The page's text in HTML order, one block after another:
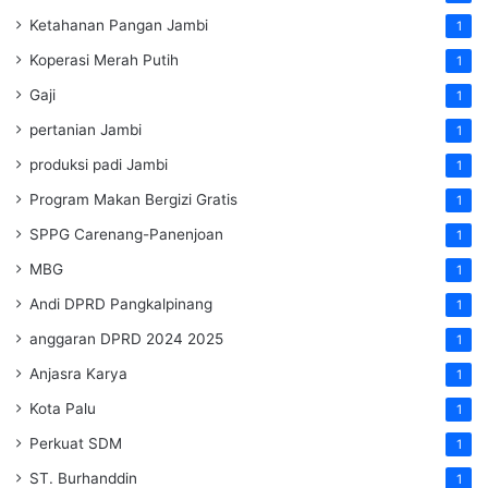
Ketahanan Pangan Jambi 1
Koperasi Merah Putih 1
Gaji 1
pertanian Jambi 1
produksi padi Jambi 1
Program Makan Bergizi Gratis 1
SPPG Carenang-Panenjoan 1
MBG 1
Andi DPRD Pangkalpinang 1
anggaran DPRD 2024 2025 1
Anjasra Karya 1
Kota Palu 1
Perkuat SDM 1
ST. Burhanddin 1